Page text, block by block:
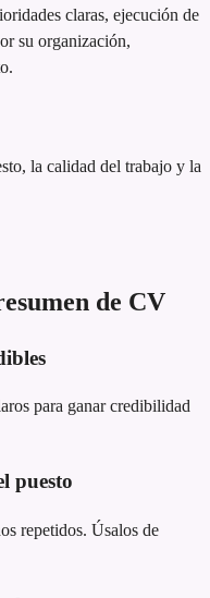
claras, ejecución de
su organización,
la calidad del trabajo y la
de CV
para ganar credibilidad
puesto
repetidos. Úsalos de